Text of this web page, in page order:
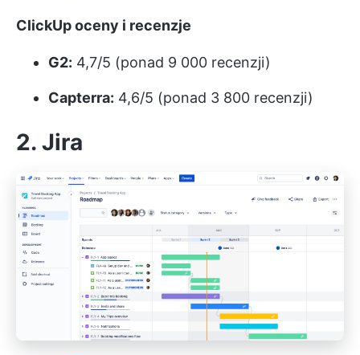
ClickUp oceny i recenzje
G2: 4,7/5 (ponad 9 000 recenzji)
Capterra: 4,6/5 (ponad 3 800 recenzji)
2. Jira